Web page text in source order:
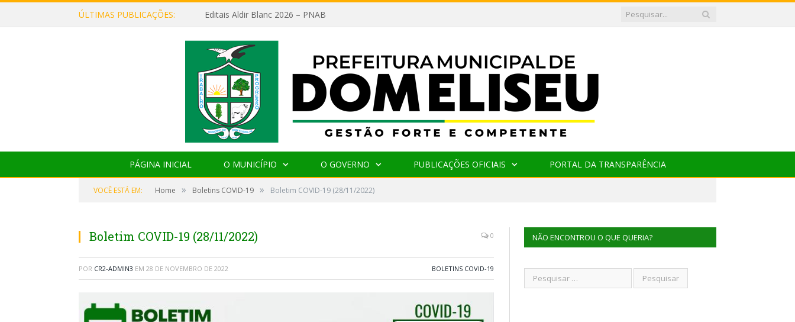
ÚLTIMAS PUBLICAÇÕES: Editais Aldir Blanc 2026 – PNAB
PÁGINA INICIAL O MUNICÍPIO O GOVERNO PUBLICAÇÕES OFICIAIS PORTAL DA TRANSPARÊNCIA
VOCÊ ESTÁ EM: Home » Boletins COVID-19 » Boletim COVID-19 (28/11/2022)
Boletim COVID-19 (28/11/2022) 0
POR CR2-ADMIN3 EM 28 DE NOVEMBRO DE 2022 BOLETINS COVID-19
NÃO ENCONTROU O QUE QUERIA?